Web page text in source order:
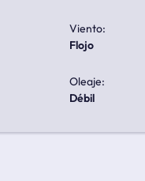
Viento:
flojo
Oleaje:
débil